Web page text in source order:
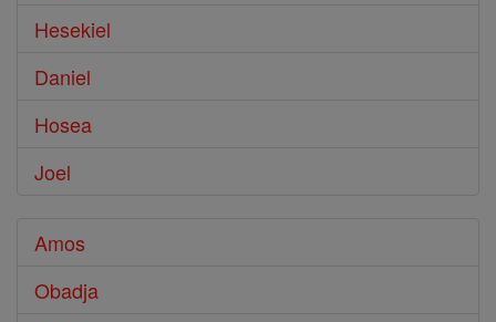
Hesekiel
Daniel
Hosea
Joel
Amos
Obadja